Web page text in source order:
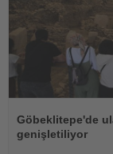
Oku
Göbeklitepe'de
genişletiliyor